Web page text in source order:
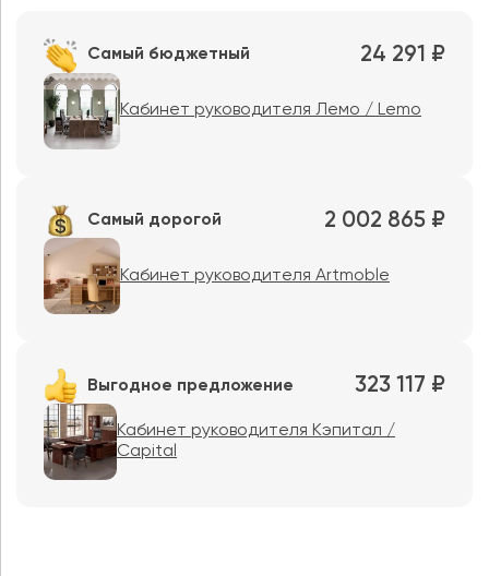
Самый бюджетный 24 291 ₽
Кабинет руководителя Лемо / Lemo
Самый дорогой 2 002 865 ₽
Кабинет руководителя Artmoble
Выгодное предложение 323 117 ₽
Кабинет руководителя Кэпитал /
Capital